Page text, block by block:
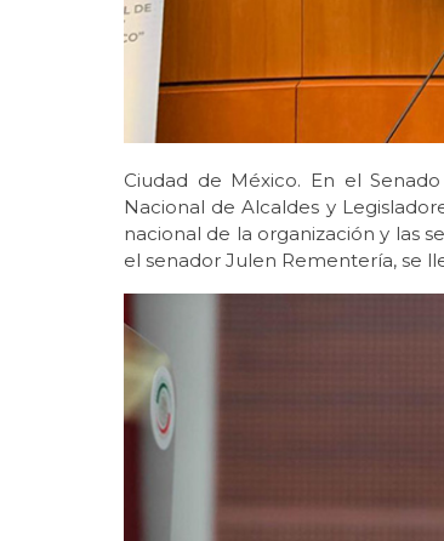
Ciudad de México. En el
Nacional de Alcaldes y
nacional de la organización y las
el senador Julen Rementería, se